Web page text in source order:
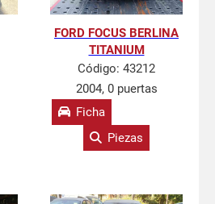
FORD FOCUS BERLINA
TITANIUM
Código: 43212
2004, 0 puertas
Ficha
Piezas